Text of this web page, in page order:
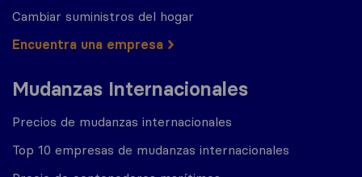
Cambiar suministros del hogar
Encuentra una empresa
Mudanzas Internacionales
Precios de mudanzas internacionales
Top 10 empresas de mudanzas internacionales